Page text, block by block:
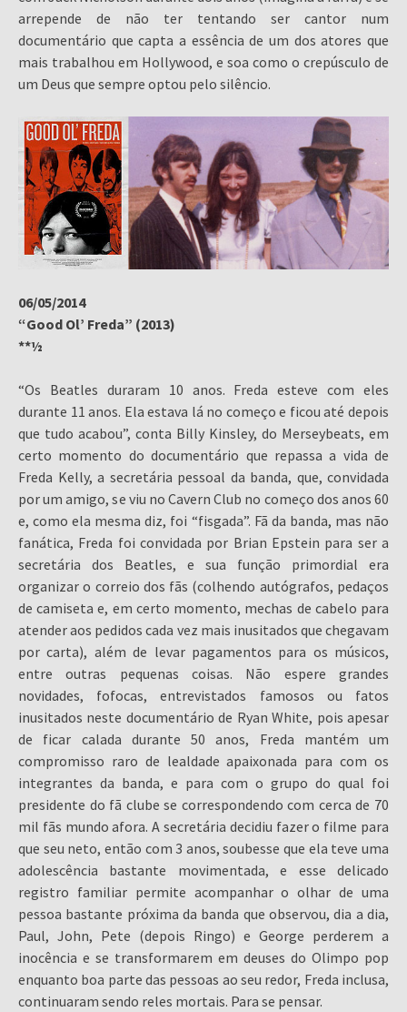
arrepende de não ter tentando ser cantor num
documentário que capta a essência de um dos atores que
mais trabalhou em Hollywood, e soa como o crepúsculo de
um Deus que sempre optou pelo silêncio.
06/05/2014
“Good Ol’ Freda” (2013)
**½
“Os Beatles duraram 10 anos. Freda esteve com eles
durante 11 anos. Ela estava lá no começo e ficou até depois
que tudo acabou”, conta Billy Kinsley, do Merseybeats, em
certo momento do documentário que repassa a vida de
Freda Kelly, a secretária pessoal da banda, que, convidada
por um amigo, se viu no Cavern Club no começo dos anos 60
e, como ela mesma diz, foi “fisgada”. Fã da banda, mas não
fanática, Freda foi convidada por Brian Epstein para ser a
secretária dos Beatles, e sua função primordial era
organizar o correio dos fãs (colhendo autógrafos, pedaços
de camiseta e, em certo momento, mechas de cabelo para
atender aos pedidos cada vez mais inusitados que chegavam
por carta), além de levar pagamentos para os músicos,
entre outras pequenas coisas. Não espere grandes
novidades, fofocas, entrevistados famosos ou fatos
inusitados neste documentário de Ryan White, pois apesar
de ficar calada durante 50 anos, Freda mantém um
compromisso raro de lealdade apaixonada para com os
integrantes da banda, e para com o grupo do qual foi
presidente do fã clube se correspondendo com cerca de 70
mil fãs mundo afora. A secretária decidiu fazer o filme para
que seu neto, então com 3 anos, soubesse que ela teve uma
adolescência bastante movimentada, e esse delicado
registro familiar permite acompanhar o olhar de uma
pessoa bastante próxima da banda que observou, dia a dia,
Paul, John, Pete (depois Ringo) e George perderem a
inocência e se transformarem em deuses do Olimpo pop
enquanto boa parte das pessoas ao seu redor, Freda inclusa,
continuaram sendo reles mortais. Para se pensar.